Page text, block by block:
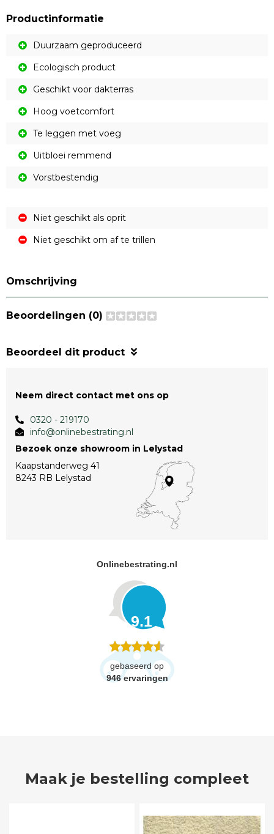
Productinformatie
Duurzaam geproduceerd
Ecologisch product
Geschikt voor dakterras
Hoog voetcomfort
Te leggen met voeg
Uitbloei remmend
Vorstbestendig
Niet geschikt als oprit
Niet geschikt om af te trillen
Omschrijving
Beoordelingen (0)
Beoordeel dit product
Neem direct contact met ons op
0320 - 219170
info@onlinebestrating.nl
Bezoek onze showroom in Lelystad
Kaapstanderweg 41
8243 RB Lelystad
Onlinebestrating.nl
9.1
gebaseerd op
946 ervaringen
Maak je bestelling compleet